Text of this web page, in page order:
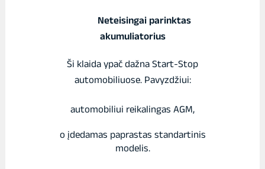
Neteisingai parinktas
akumuliatorius
Ši klaida ypač dažna Start-Stop
automobiliuose. Pavyzdžiui:
automobiliui reikalingas AGM,
o įdedamas paprastas standartinis
modelis.